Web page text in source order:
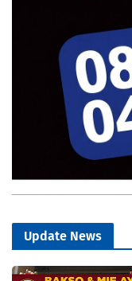
Update News